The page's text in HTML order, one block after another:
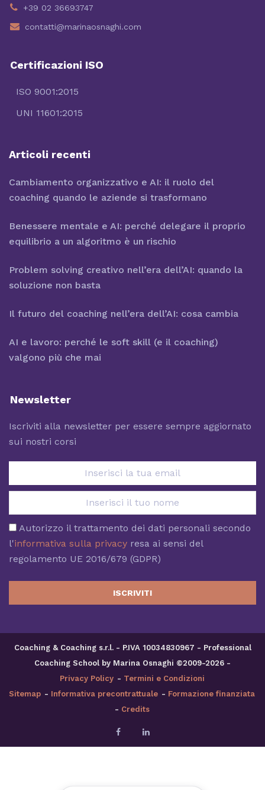
+39 02 36693747
contatti@marinaosnaghi.com
Certificazioni ISO
ISO 9001:2015
UNI 11601:2015
Articoli recenti
Cambiamento organizzativo e AI: il ruolo del
coaching quando le aziende si trasformano
Benessere mentale e AI: perché delegare il proprio
equilibrio a un algoritmo è un rischio
Problem solving creativo nell’era dell’AI: quando la
soluzione non basta
Il futuro del coaching nell’era dell’AI: cosa cambia
AI e lavoro: perché le soft skill (e il coaching)
valgono più che mai
Newsletter
Iscriviti alla newsletter per essere sempre aggiornato
sui nostri corsi
Autorizzo il trattamento dei dati personali secondo
l'informativa sulla privacy resa ai sensi del
regolamento UE 2016/679 (GDPR)
ISCRIVITI
Coaching & Coaching s.r.l. - P.IVA 10034830967 - Professional
Coaching School by Marina Osnaghi ©2009-2026 -
Privacy Policy - Termini e Condizioni
Sitemap - Informativa precontrattuale - Formazione finanziata
- Credits